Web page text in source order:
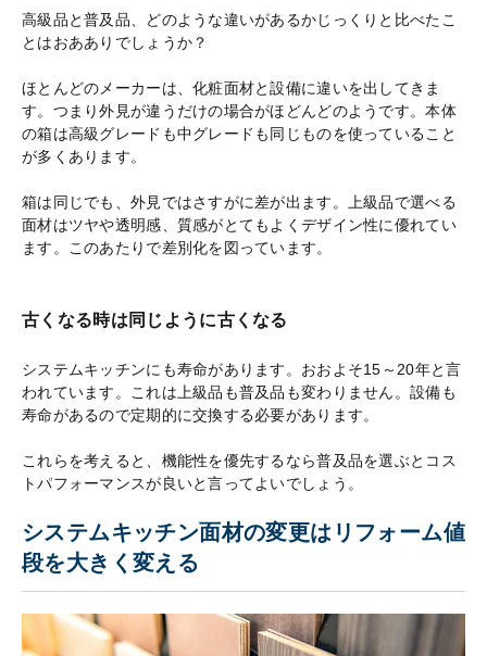
高級品と普及品、どのような違いがあるかじっくりと比べたこ
とはおあありでしょうか？
ほとんどのメーカーは、化粧面材と設備に違いを出してきま
す。つまり外見が違うだけの場合がほどんどのようです。本体
の箱は高級グレードも中グレードも同じものを使っていること
が多くあります。
箱は同じでも、外見ではさすがに差が出ます。上級品で選べる
面材はツヤや透明感、質感がとてもよくデザイン性に優れてい
ます。このあたりで差別化を図っています。
古くなる時は同じように古くなる
システムキッチンにも寿命があります。おおよそ15～20年と言
われています。これは上級品も普及品も変わりません。設備も
寿命があるので定期的に交換する必要があります。
これらを考えると、機能性を優先するなら普及品を選ぶとコス
トパフォーマンスが良いと言ってよいでしょう。
システムキッチン面材の変更はリフォーム値
段を大きく変える